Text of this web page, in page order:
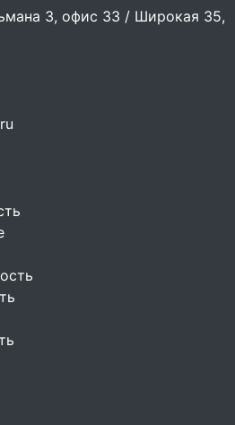
3, офис 33 / Широкая 35,